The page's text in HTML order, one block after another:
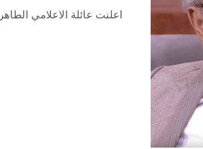
اعلنت عائلة الاعلامي